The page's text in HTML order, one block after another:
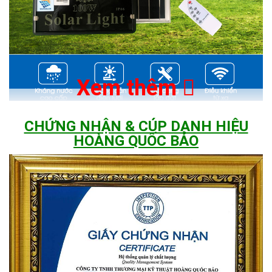
Tự động thông minh:với cảm biến thông minh được lắp đặt
sẵn ở trong sản phẩm, đèn sẽ tự động bật vào ban đêm và tắt
vào ban ngày, giúp quý khách hàng không cần lo lắng khi về nhà
trễ hoặc sáng ra khỏi nhà quên tắt đèn điện.
Xem thêm
CHỨNG NHẬN & CÚP DANH HIỆU
HOÀNG QUỐC BẢO